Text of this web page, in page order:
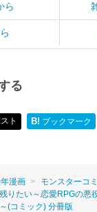
ら
る
ト B! ブックマーク
漫画
モンスターコ
りたい～恋愛RPGの悪
(コミック) 分冊版